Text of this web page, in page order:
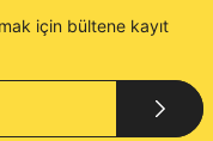
için bültene kayıt